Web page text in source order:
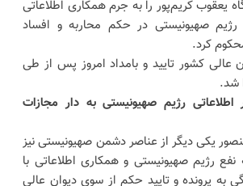
یعقوب کریم‌پور را به جرم همکاری اطلاعاتی
صهیونیستی در حکم محاربه و افساد
کرد.
عالی کشور تایید و بامداد امروز پس از طی
شد.
اطلاعاتی رژیم صهیونیستی به دار مجازات
یکی دیگر از عناصر دشمن صهیونیستی نیز
رژیم صهیونیستی و همکاری اطلاعاتی با
به پرونده و تایید حکم از سوی دیوان عالی